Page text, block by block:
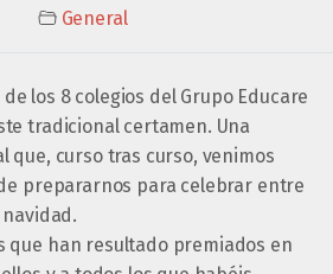
General
los 8 colegios del Grupo Educare
tradicional certamen. Una
que, curso tras curso, venimos
prepararnos para celebrar entre
que han resultado premiados en